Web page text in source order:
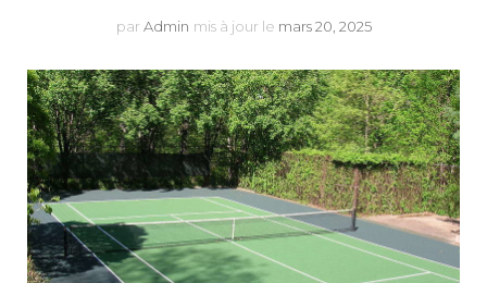
par Admin mis à jour le mars 20, 2025